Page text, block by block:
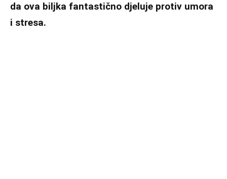
da ova biljka fantastično djeluje protiv umora
i stresa.